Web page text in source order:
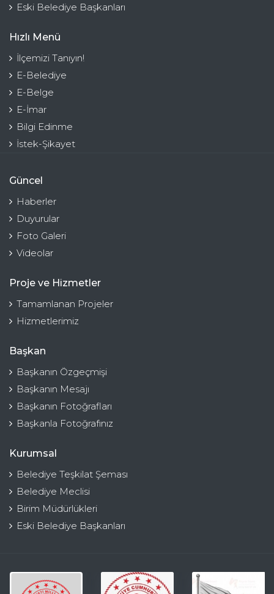
Eski Belediye Başkanları
Hızlı Menü
İlçemizi Tanıyın!
E-Belediye
E-Belge
E-İmar
Bilgi Edinme
İstek-Şikayet
Güncel
Haberler
Duyurular
Foto Galeri
Videolar
Proje ve Hizmetler
Tamamlanan Projeler
Hizmetlerimiz
Başkan
Başkanın Özgeçmişi
Başkanın Mesajı
Başkanın Fotoğrafları
Başkanla Fotoğrafınız
Kurumsal
Belediye Teşkilat Şeması
Belediye Meclisi
Birim Müdürlükleri
Eski Belediye Başkanları